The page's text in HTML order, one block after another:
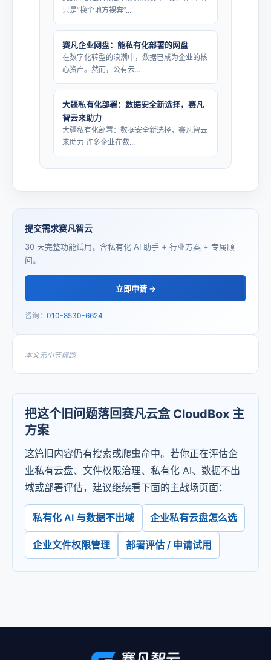
只是“换个地方裸奔”...
赛凡企业网盘：能私有化部署的网盘
在数字化转型的浪潮中，数据已成为企业的核
心资产。然而，公有云...
大疆私有化部署：数据安全新选择，赛凡
智云来助力
大疆私有化部署：数据安全新选择，赛凡智云
来助力 许多企业在数...
提交需求赛凡智云
30 天完整功能试用，含私有化 AI 助手 + 行业方案 + 专属顾
问。
立即申请 →
咨询： 010-8530-6624
本文无小节标题
把这个旧问题落回赛凡云盒 CloudBox 主
方案
这篇旧内容仍有搜索或爬虫命中。若你正在评估企
业私有云盘、文件权限治理、私有化 AI、数据不出
域或部署评估，建议继续看下面的主战场页面：
私有化 AI 与数据不出域 企业私有云盘怎么选
企业文件权限管理 部署评估 / 申请试用